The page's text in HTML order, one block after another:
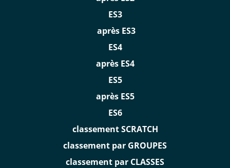
ES3
après ES3
ES4
après ES4
ES5
après ES5
ES6
classement SCRATCH
classement par GROUPES
classement par CLASSES